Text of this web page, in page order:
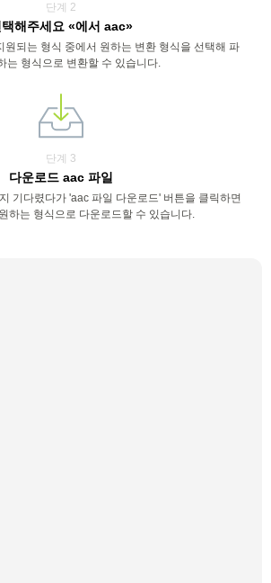
단계 2
해주세요 «에서 aac»
되는 형식 중에서 원하는 변환 형식을 선택해 파
는 형식으로 변환할 수 있습니다.
단계 3
다운로드 aac 파일
기다렸다가 'aac 파일 다운로드' 버튼을 클릭하면
하는 형식으로 다운로드할 수 있습니다.